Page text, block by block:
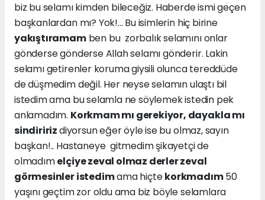
biz bu selamı kimden bileceğiz. Haberde ismi geçen
başkanlardan mı? Yok!... Bu isimlerin hiç birine
yakıştıramamben bu zorbalık selamını onlar
gönderse gönderse Allah selamı gönderir. Lakin
selamı getirenler koruma giysili olunca tereddüde
de düşmedim değil. Her neyse selamın ulaştı bil
istedim ama bu selamla ne söylemek istedin pek
anlamadım. Korkmam mı gerekiyor, dayakla mı
sindiririzdiyorsun eğer öyle ise bu olmaz, sayın
başkan!.. Hastaneye gitmedim şikayetçi de
olmadımelçiye zeval olmaz derler zeval
görmesinler istedimama hiçtekorkmadım50
yaşını geçtim zor oldu ama biz böyle selamlara